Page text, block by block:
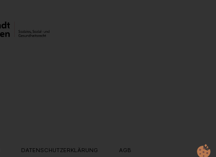
DATENSCHUTZERKLÄRUNG AGB